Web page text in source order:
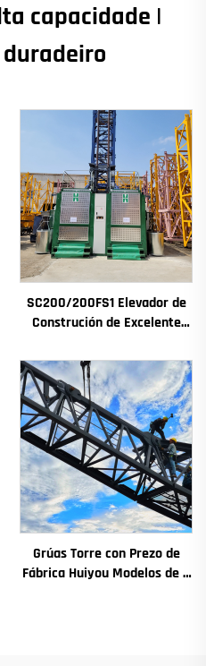
capacidade |
SC200/200FS1 Elevador de
Construción de Excelente
de Edificios e Pozo de
Ascensor para Alxeria
Grúas Torre con Prezo de
Fábrica Huiyou Modelos de 4